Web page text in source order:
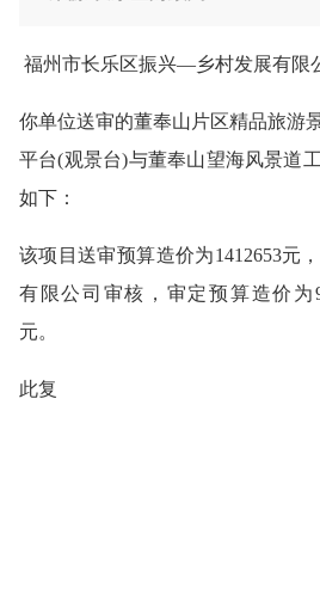
福州市长乐区振兴—乡村发展有限
你单位送审的董奉山片区精品旅游
平台(观景台)与董奉山望海风景道
如下：
该项目送审预算造价为1412653元
有限公司审核，审定预算造价为
元。
此复